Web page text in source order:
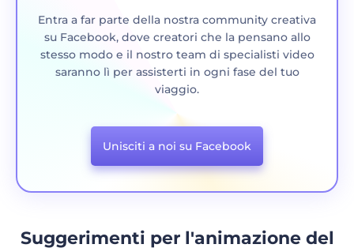
Entra a far parte della nostra community creativa
su Facebook, dove creatori che la pensano allo
stesso modo e il nostro team di specialisti video
saranno lì per assisterti in ogni fase del tuo
viaggio.
Unisciti a noi su Facebook
Suggerimenti per l'animazione del